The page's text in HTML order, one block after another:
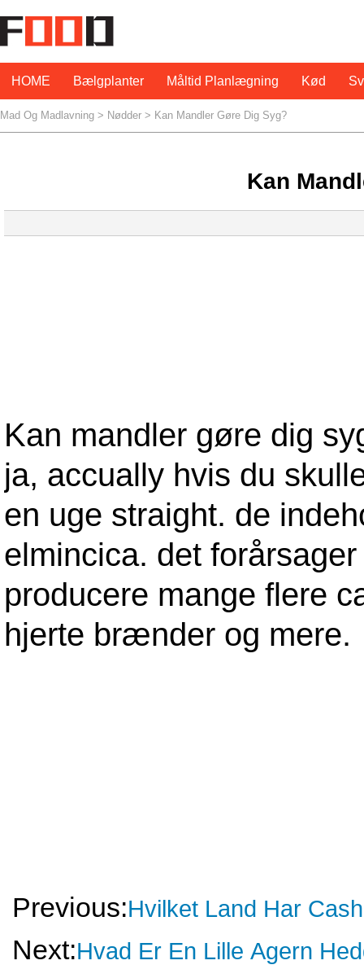
HOME Bælgplanter Måltid Planlægning Kød
Mad Og Madlavning > Nødder > Kan Mandler Gøre Dig Syg?
Kan
Kan mandler gøre dig
ja, accually hvis du
en uge straight. de
elmincica. det
producere mange flere
hjerte brænder og mere.
Previous:Hvilket Land Har
Next:Hvad Er En Lille Agern